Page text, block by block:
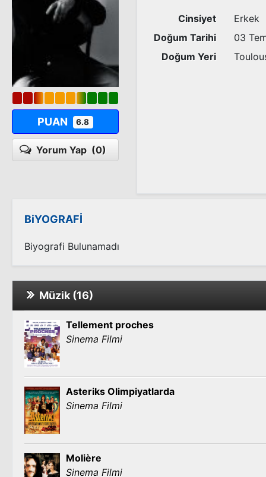
PUAN 6.8
Yorum Yap (0)
Cinsiyet
Erkek
Doğum Tarihi
03
Doğum Yeri
BiYOGRAFİ
Biyografi Bulunamadı
Müzik (16)
Tellement proches
Sinema Filmi
Asteriks Olimpiyatlarda
Sinema Filmi
Molière
Sinema Filmi